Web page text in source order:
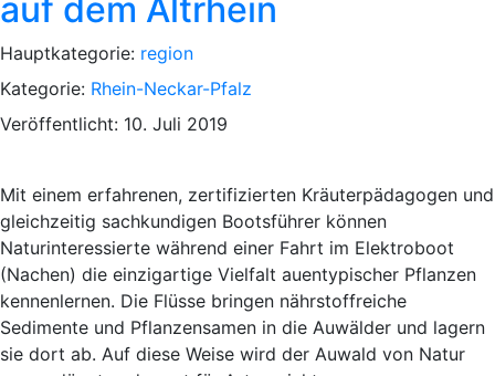
auf dem Altrhein
Hauptkategorie: region
Kategorie: Rhein-Neckar-Pfalz
Veröffentlicht: 10. Juli 2019
Mit einem erfahrenen, zertifizierten Kräuterpädagogen und
gleichzeitig sachkundigen Bootsführer können
Naturinteressierte während einer Fahrt im Elektroboot
(Nachen) die einzigartige Vielfalt auentypischer Pflanzen
kennenlernen. Die Flüsse bringen nährstoffreiche
Sedimente und Pflanzensamen in die Auwälder und lagern
sie dort ab. Auf diese Weise wird der Auwald von Natur